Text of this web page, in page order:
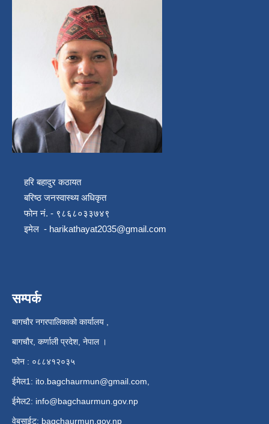
हरि बहादुर कठायत
बरिष्ठ जनस्वास्थ्य अधिकृत
फोन नं. - ९८६८०३३७४९
इमेल - harikathayat2035@gmail.com
सम्पर्क
बागचौर नगरपालिकाको कार्यालय ,
बागचौर, कर्णाली प्रदेश, नेपाल ।
फोन : ०८८४१२०३५
ईमेल1: ito.bagchaurmun@gmail.com
ईमेल2: info@bagchaurmun.gov.np
वे‍बसाईट: bagchaurmun.gov.np